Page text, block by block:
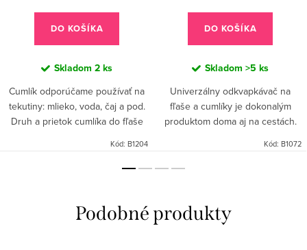
DO KOŠÍKA
Skladom 2 ks
Cumlík odporúčame používať na
tekutiny: mlieko, voda, čaj a pod.
Druh a prietok cumlíka do fľaše
ako aj hustote potravy....
Kód: B1204
DO KOŠÍKA
Skladom >5 ks
Univerzálny odkvapkávač na
fľaše a cumlíky je dokonalým
produktom doma aj na cestách.
Kód: B1072